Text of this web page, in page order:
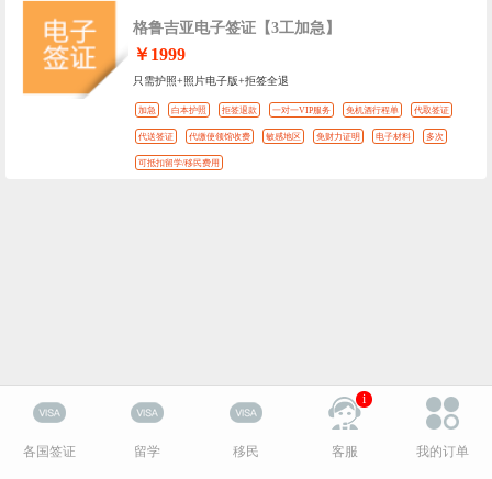
格鲁吉亚电子签证【3工加急】
￥1999
只需护照+照片电子版+拒签全退
加急 白本护照 拒签退款 一对一VIP服务 免机酒行程单 代取签证
代送签证 代缴使领馆收费 敏感地区 免财力证明 电子材料 多次
可抵扣留学/移民费用
各国签证 留学 移民
i
客服 我的订单